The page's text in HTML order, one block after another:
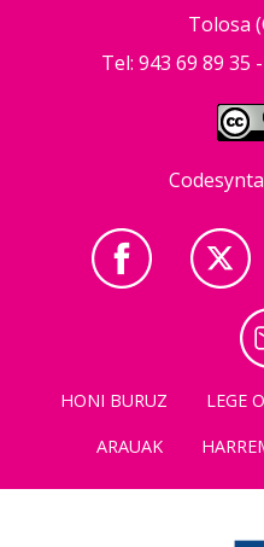
Tolosa
Tel: 943 69 89 35 -
HONI BURUZ LEGE
ARAUAK